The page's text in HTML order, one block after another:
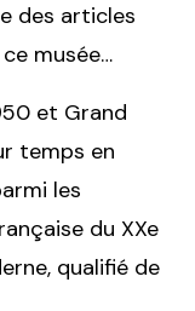
des articles
musée…
et Grand
temps en
les
du XXe
qualifié de